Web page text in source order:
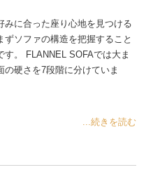
みに合った座り心地を見つける
ずソファの構造を把握すること
す。 FLANNEL SOFAでは大ま
の硬さを7段階に分けていま
...続きを読む